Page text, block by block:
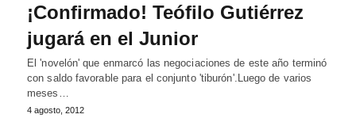
¡Confirmado! Teófilo Gutiérrez
jugará en el Junior
El 'novelón' que enmarcó las negociaciones de este año terminó
con saldo favorable para el conjunto 'tiburón'.Luego de varios
meses…
4 agosto, 2012